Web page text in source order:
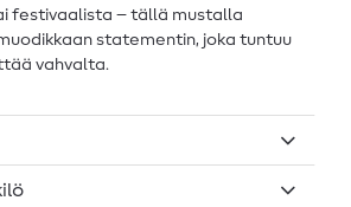
festivaalista – tällä mustalla
statementin, joka tuntuu
vahvalta.